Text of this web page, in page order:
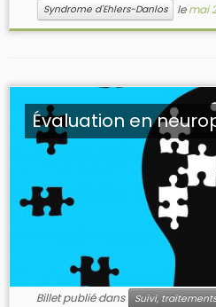
Syndrome d'Ehlers-Danlos
lemai
Évaluation en
Billet publié dans Suivi,